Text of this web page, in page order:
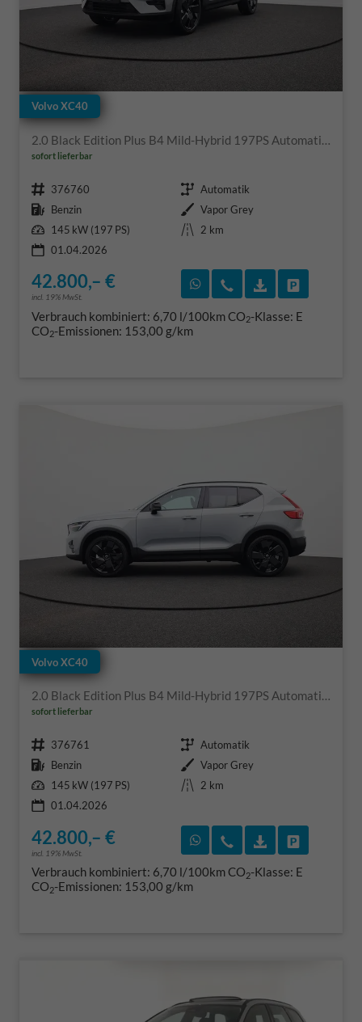
Volvo XC40
2.0 Black Edition Plus B4 Mild-Hybrid 197PS Automatik elektr. PanoDach Rückf.Kamera PDC v+h ACC el.Heckklappe Harman/Kardon-Sound Klimaautomatik Sitzheizung Lenkradheizung Apple CarPlay Android Auto 20-LM
sofort lieferbar
Fahrzeugnr. 376760 Getriebe Automatik
Kraftstoff Benzin Außenfarbe Vapor Grey
Leistung 145 kW (197 PS) Kilometerstand
2 km
01.04.2026
42.800,– €
incl. 19% MwSt.
Rückruf vereinbaren
Wir rufen Sie an
Verbrauch kombiniert: 6,70 l/100kmCO2-Klasse: E
CO2-Emissionen: 153,00 g/km
Volvo XC40
2.0 Black Edition Plus B4 Mild-Hybrid 197PS Automatik elektr. PanoDach Rückf.Kamera PDC v+h ACC el.Heckklappe Harman/Kardon-Sound Klimaautomatik Sitzheizung Lenkradheizung Apple CarPlay Android Auto 20-LM
sofort lieferbar
Fahrzeugnr. 376761 Getriebe Automatik
Kraftstoff Benzin Außenfarbe Vapor Grey
Leistung 145 kW (197 PS) Kilometerstand
2 km
01.04.2026
42.800,– €
incl. 19% MwSt.
Rückruf vereinbaren
Wir rufen Sie an
Verbrauch kombiniert: 6,70 l/100kmCO2-Klasse: E
CO2-Emissionen: 153,00 g/km